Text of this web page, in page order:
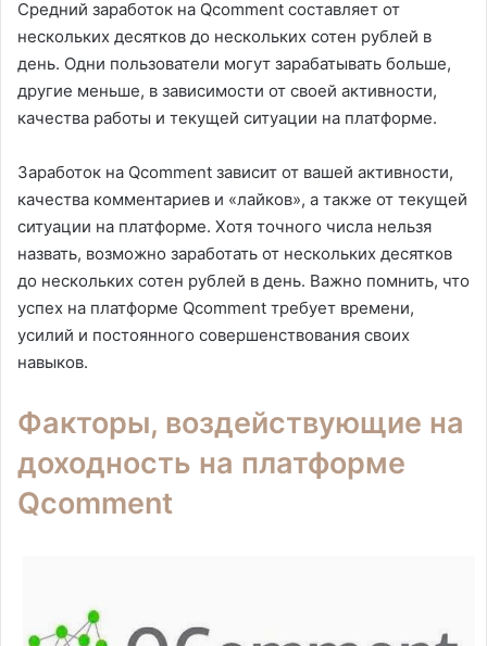
Средний заработок на Qcomment составляет от
нескольких десятков до нескольких сотен рублей в
день. Одни пользователи могут зарабатывать больше,
другие меньше, в зависимости от своей активности,
качества работы и текущей ситуации на платформе.
Заработок на Qcomment зависит от вашей активности,
качества комментариев и «лайков», а также от текущей
ситуации на платформе. Хотя точного числа нельзя
назвать, возможно заработать от нескольких десятков
до нескольких сотен рублей в день. Важно помнить, что
успех на платформе Qcomment требует времени,
усилий и постоянного совершенствования своих
навыков.
Факторы, воздействующие на
доходность на платформе
Qcomment